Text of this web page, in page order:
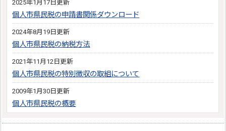
2025年1月17日更新
個人市県民税の申請書関係ダウンロード
2024年8月19日更新
個人市県民税の納税方法
2021年11月12日更新
個人市県民税の特別徴収の取組について
2009年1月30日更新
個人市県民税の概要